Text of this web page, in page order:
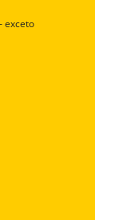
exceto